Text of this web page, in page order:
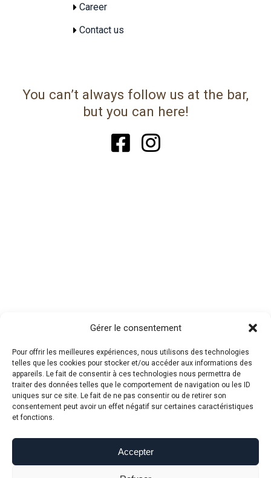
Gérer le consentement
Pour offrir les meilleures expériences, nous utilisons des technologies
telles que les cookies pour stocker et/ou accéder aux informations des
appareils. Le fait de consentir à ces technologies nous permettra de
traiter des données telles que le comportement de navigation ou les ID
uniques sur ce site. Le fait de ne pas consentir ou de retirer son
consentement peut avoir un effet négatif sur certaines caractéristiques
et fonctions.
Accepter
Career
Contact us
You can’t always follow us at the bar,
but you can here!